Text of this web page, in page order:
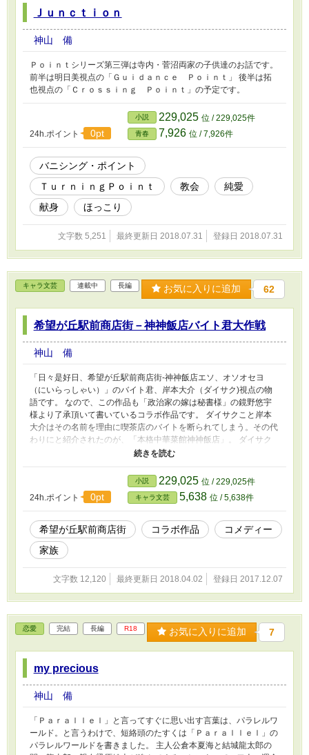
Ｊｕｎｃｔｉｏｎ
神山 備
Ｐｏｉｎｔシリーズ第三弾は寺内・菅沼両家の子供達のお話です。
前半は明日美視点の「Ｇｕｉｄａｎｃｅ Ｐｏｉｎｔ」 後半は拓
也視点の「Ｃｒｏｓｓｉｎｇ Ｐｏｉｎｔ」の予定です。
24h.ポイント 0pt
小説 229,025 位 / 229,025件
青春 7,926 位 / 7,926件
バニシング・ポイント
ＴｕｒｎｉｎｇＰｏｉｎｔ
教会
純愛
献身
ほっこり
文字数 5,251 最終更新日 2018.07.31 登録日 2018.07.31
キャラ文芸 連載中 長編 お気に入りに追加 62
希望が丘駅前商店街－神神飯店バイト君大作戦
神山 備
「日々是好日、希望が丘駅前商店街-神神飯店エソ、オソオセヨ
（にいらっしゃい）」のバイト君、岸本大介（ダイサク)視点の物
語です。 なので、この作品も「政治家の嫁は秘書様」の鏡野悠宇
様より了承頂いて書いているコラボ作品です。 ダイサクこと岸本
大介はその名前を理由に喫茶店のバイトを断られてしまう。その代
わりにと紹介されたのが、「本格中華菜館神神飯店」。 ダイサク
が神神飯店の面々に振り回されて変わっていく成長？ の記録。
http://ncode.syosetu.com/n9554cb/ ・『青いヤツと特別国家公務
員 － 希望が丘駅前商店街 －』http://ncode.syosetu.com/n5361cb/
・『希望が丘駅前商店街～透明人間の憂鬱～』
https://www.alphapolis.co.jp/novel/265100205/427152271 ・『希
望が丘駅前商店街 ―姉さん。篠宮酒店は、今日も平常運転です。
―』https://www.alphapolis.co.jp/novel/172101828/491152376 ・
『希望が丘駅前商店街 ｉｎ 『居酒屋とうてつ』とその周辺の人々
『希望が丘駅前商店街～看板娘は招き猫？喫茶トムトム元気に開店
中～』https://ncode.syosetu.com/n7423cb/ ・『Blue Mallowへよ
うこそ～希望が丘駅前商店街』https://ncode.syosetu.com/n2519cc/
24h.ポイント 0pt
小説 229,025 位 / 229,025件
キャラ文芸 5,638 位 / 5,638件
希望が丘駅前商店街 コラボ作品
コメディー
家族
文字数 12,120 最終更新日 2018.04.02 登録日 2017.12.07
恋愛 完結 長編 R18 お気に入りに追加 7
my precious
神山 備
「Ｐａｒａｌｌｅｌ」と言ってすぐに思い出す言葉は、パラレルワ
ールド。と言うわけで、短絡頭のたすくは「Ｐａｒａｌｌｅｌ」の
パラレルワールドを書きました。 主人公倉本夏海と結城龍太郎の